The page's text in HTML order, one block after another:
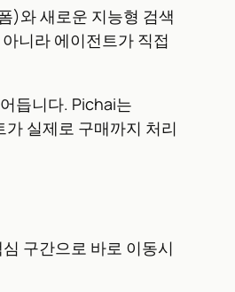
)와 새로운 지능형 검색
니라 에이전트가 직접
듭니다. Pichai는
실제로 구매까지 처리
구간으로 바로 이동시